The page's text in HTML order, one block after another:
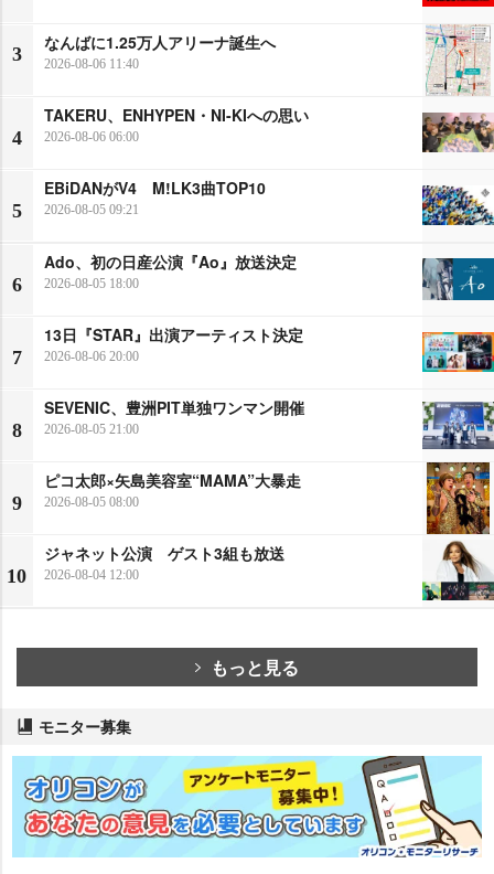
3
なんばに1.25万人アリーナ誕生へ
2026-08-06 11:40
4
TAKERU、ENHYPEN・NI-KIへの思い
2026-08-06 06:00
5
EBiDANがV4 M!LK3曲TOP10
2026-08-05 09:21
6
Ado、初の日産公演『Ao』放送決定
2026-08-05 18:00
7
13日『STAR』出演アーティスト決定
2026-08-06 20:00
8
SEVENIC、豊洲PIT単独ワンマン開催
2026-08-05 21:00
9
ピコ太郎×矢島美容室“MAMA”大暴走
2026-08-05 08:00
10
ジャネット公演 ゲスト3組も放送
2026-08-04 12:00
もっと見る
モニター募集